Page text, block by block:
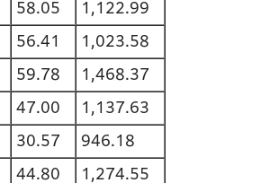
58.05 1,122.99
56.41 1,023.58
59.78 1,468.37
47.00 1,137.63
30.57 946.18
44.80 1,274.55